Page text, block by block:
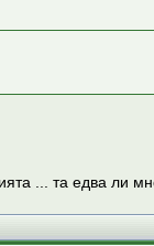
... та едва ли